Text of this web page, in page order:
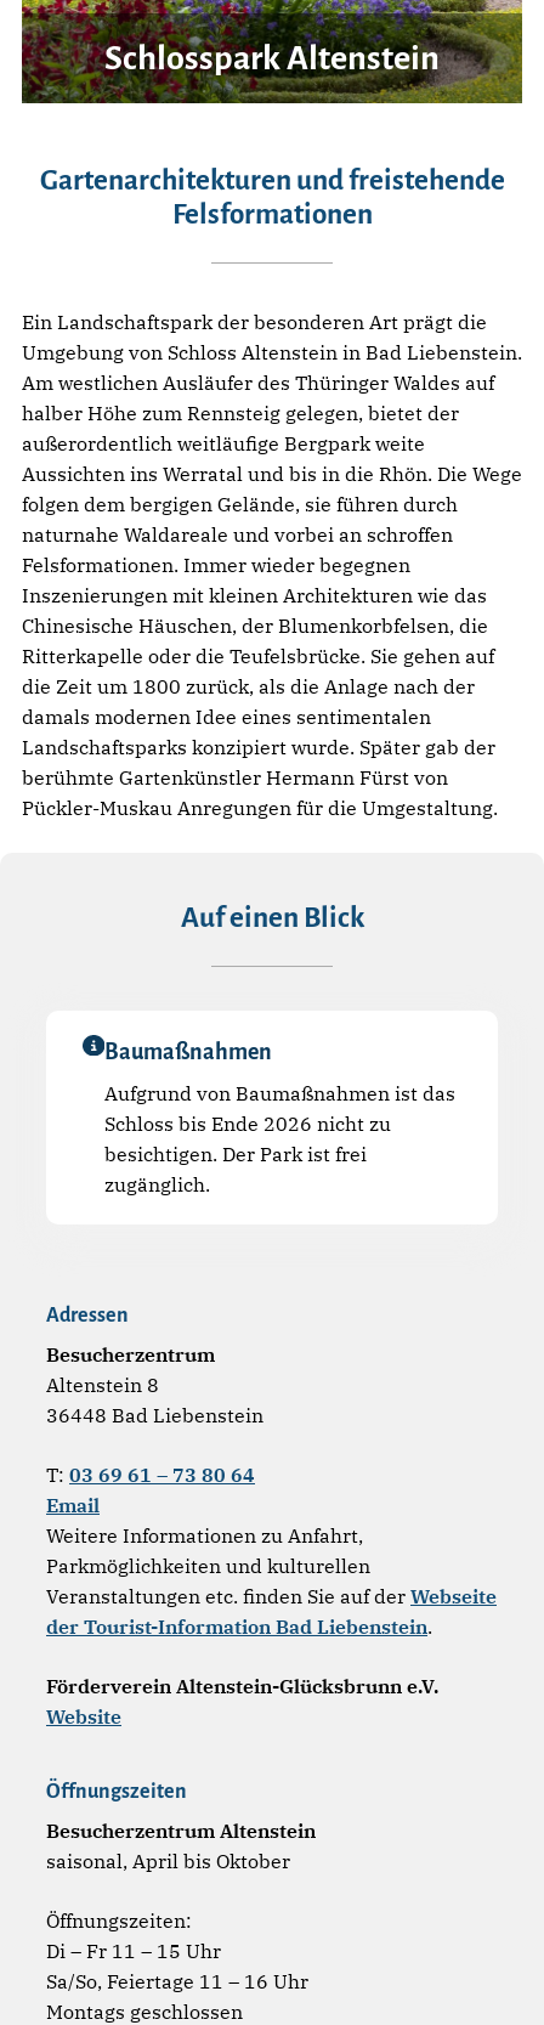
Schlosspark Altenstein
Gartenarchitekturen und freistehende
Felsformationen
Ein Landschaftspark der besonderen Art prägt die
Umgebung von Schloss Altenstein in Bad Liebenstein.
Am westlichen Ausläufer des Thüringer Waldes auf
halber Höhe zum Rennsteig gelegen, bietet der
außerordentlich weitläufige Bergpark weite
Aussichten ins Werratal und bis in die Rhön. Die Wege
folgen dem bergigen Gelände, sie führen durch
naturnahe Waldareale und vorbei an schroffen
Felsformationen. Immer wieder begegnen
Inszenierungen mit kleinen Architekturen wie das
Chinesische Häuschen, der Blumenkorbfelsen, die
Ritterkapelle oder die Teufelsbrücke. Sie gehen auf
die Zeit um 1800 zurück, als die Anlage nach der
damals modernen Idee eines sentimentalen
Landschaftsparks konzipiert wurde. Später gab der
berühmte Gartenkünstler Hermann Fürst von
Pückler-Muskau Anregungen für die Umgestaltung.
Auf einen Blick
Baumaßnahmen
Aufgrund von Baumaßnahmen ist das
Schloss bis Ende 2026 nicht zu
besichtigen. Der Park ist frei
zugänglich.
Adressen
Besucherzentrum
Altenstein 8
36448 Bad Liebenstein
T: 03 69 61 – 73 80 64
Email
Weitere Informationen zu Anfahrt,
Parkmöglichkeiten und kulturellen
Veranstaltungen etc. finden Sie auf der Webseite
der Tourist-Information Bad Liebenstein.
Förderverein Altenstein-Glücksbrunn e.V.
Website
Öffnungszeiten
Besucherzentrum Altenstein
saisonal, April bis Oktober
Öffnungszeiten:
Di – Fr 11 – 15 Uhr
Sa/So, Feiertage 11 – 16 Uhr
Montags geschlossen